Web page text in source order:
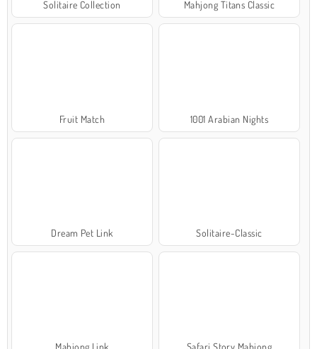
Solitaire Collection Mahjong Titans Classic
Fruit Match 1001 Arabian Nights
Dream Pet Link Solitaire-Classic